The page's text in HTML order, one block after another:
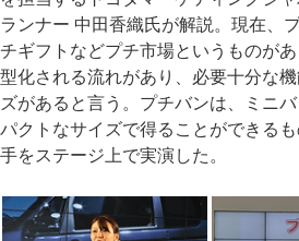
ランナー 中田香織氏が解説。現在、
チギフトなどプチ市場というものが
型化される流れがあり、必要十分な
ズがあると言う。プチバンは、ミニ
パクトなサイズで得ることができる
手をステージ上で実演した。